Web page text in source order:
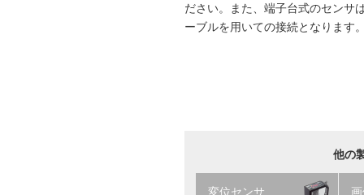
ださい。また、端子台式のセンサ
ーブルを用いての接続となります
他の
変位センサ